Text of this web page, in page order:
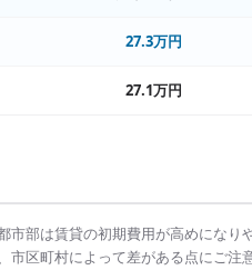
27.3万円
27.1万円
市部は賃貸の初期費用が高めになり
区町村によって差がある点にご注